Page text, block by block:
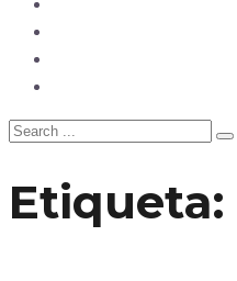
Etiqueta: